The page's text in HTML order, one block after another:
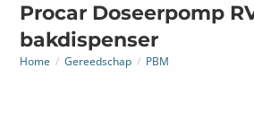
Procar Doseerpomp
bakdispenser
Home / Gereedschap / PBM